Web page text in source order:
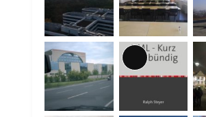
Lange
Beschreibung